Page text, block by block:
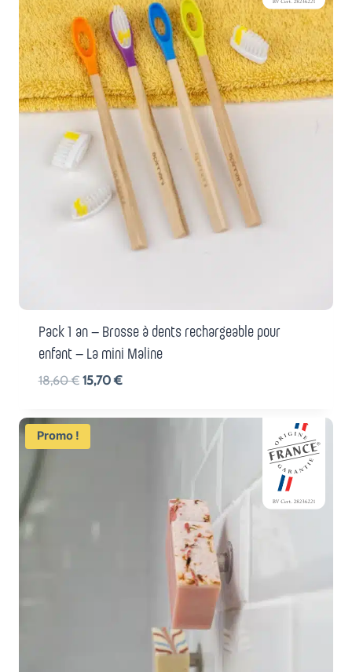
Pack 1 an – Brosse à dents rechargeable pour
enfant – La mini Maline
18,60€ Le
initial
15,70€Le
actuel
Promo !